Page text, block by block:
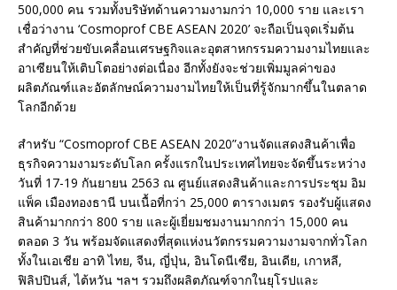
500,000 คน รวมทั้งบริษัทด้านความงามกว่า 10,000 ราย และเรา
เชื่อว่างาน ‘Cosmoprof CBE ASEAN 2020’ จะถือเป็นจุดเริ่มต้น
สำคัญที่ช่วยขับเคลื่อนเศรษฐกิจและอุตสาหกรรมความงามไทยและ
อาเซียนให้เติบโตอย่างต่อเนื่อง อีกทั้งยังจะช่วยเพิ่มมูลค่าของ
ผลิตภัณฑ์และอัตลักษณ์ความงามไทยให้เป็นที่รู้จักมากขึ้นในตลาด
โลกอีกด้วย
สำหรับ “Cosmoprof CBE ASEAN 2020”งานจัดแสดงสินค้าเพื่อ
ธุรกิจความงามระดับโลก ครั้งแรกในประเทศไทยจะจัดขึ้นระหว่าง
วันที่ 17-19 กันยายน 2563 ณ ศูนย์แสดงสินค้าและการประชุม อิม
แพ็ค เมืองทองธานี บนเนื้อที่กว่า 25,000 ตารางเมตร รองรับผู้แสดง
สินค้ามากกว่า 800 ราย และผู้เยี่ยมชมงานมากกว่า 15,000 คน
ตลอด 3 วัน พร้อมจัดแสดงที่สุดแห่งนวัตกรรมความงามจากทั่วโลก
ทั้งในเอเชีย อาทิ ไทย, จีน, ญี่ปุ่น, อินโดนีเซีย, อินเดีย, เกาหลี,
ฟิลิปปินส์, ไต้หวัน ฯลฯ รวมถึงผลิตภัณฑ์จากในยุโรปและ